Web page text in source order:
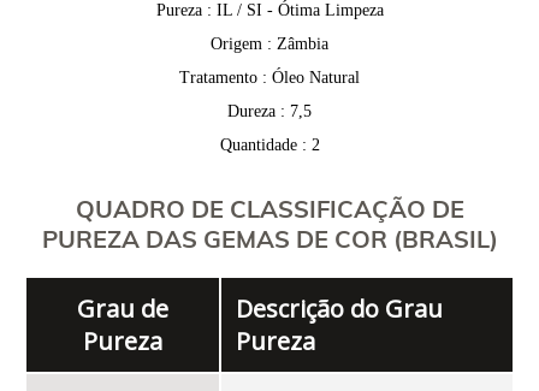
Pureza : IL / SI - Ótima Limpeza
Origem : Zâmbia
Tratamento : Óleo Natural
Dureza : 7,5
Quantidade : 2
QUADRO DE CLASSIFICAÇÃO DE
PUREZA DAS GEMAS DE COR (BRASIL)
Grau de
Pureza
Descrição do Grau
Pureza